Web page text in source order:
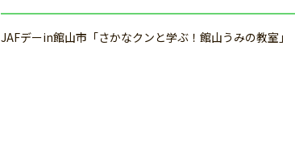
JAFデーin館山市「さかなクンと学ぶ！館山うみの教室」